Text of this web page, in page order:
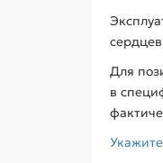
Для
в